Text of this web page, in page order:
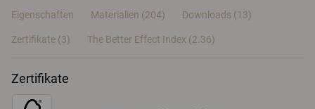
Eigenschaften Materialien (204) Downloads (13)
Zertifikate (3) The Better Effect Index (2.36)
Zertifikate